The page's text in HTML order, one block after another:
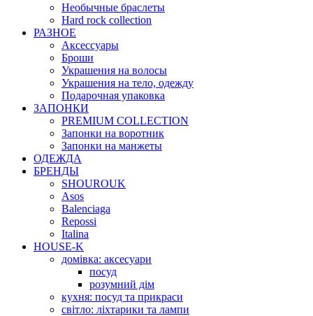
Необычные браслеты
Hard rock collection
РАЗНОЕ
Аксессуары
Броши
Украшения на волосы
Украшения на тело, одежду
Подарочная упаковка
ЗАПОНКИ
PREMIUM COLLECTION
Запонки на воротник
Запонки на манжеты
ОДЕЖДА
БРЕНДЫ
SHOUROUK
Asos
Balenciaga
Repossi
Italina
HOUSE-K
домівка: аксесуари
посуд
розумний дім
кухня: посуд та прикраси
світло: ліхтарики та лампи